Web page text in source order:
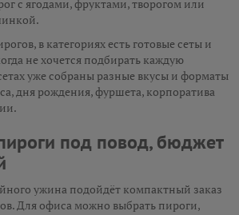
с ягодами, фруктами, творогом или
в категориях есть готовые сеты и
не хочется подбирать каждую
уже собраны разные вкусы и форматы
дня рождения, фуршета, корпоратива
под повод, бюджет
ужина подойдёт компактный заказ
Для офиса можно выбрать пироги,